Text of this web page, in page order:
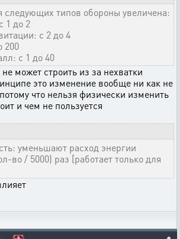
следующих типов обороны увеличена:
1 до 2
с 2 до 4
200
с 1 до 40
может строить из за нехватки
это изменение вообще ни как не
что нельзя физически изменить
и чем не пользуется
уменьшают расход энергии
во / 5000) раз [работает только для